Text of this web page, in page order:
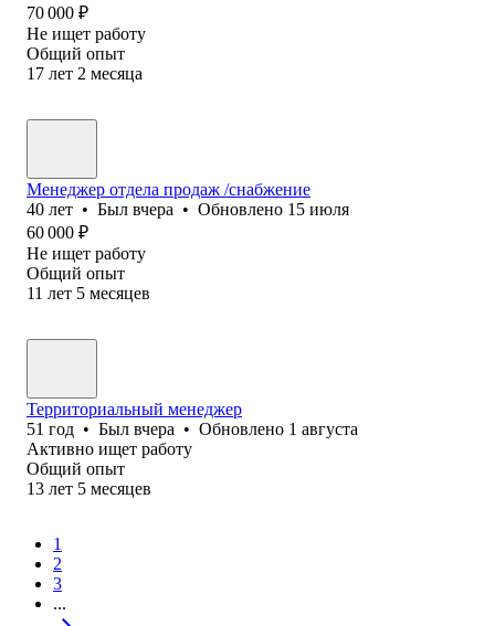
70 000 ₽
Не ищет работу
Общий опыт
17 лет 2 месяца
Менеджер отдела продаж /снабжение
40 лет • Был вчера • Обновлено 15 июля
60 000 ₽
Не ищет работу
Общий опыт
11 лет 5 месяцев
Территориальный менеджер
51 год • Был вчера • Обновлено 1 августа
Активно ищет работу
Общий опыт
13 лет 5 месяцев
1
2
3
...